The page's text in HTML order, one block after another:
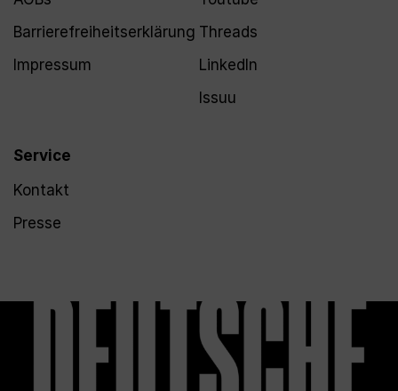
Barrierefreiheitserklärung
Impressum
Service
Kontakt
Presse
Threads
LinkedIn
Issuu